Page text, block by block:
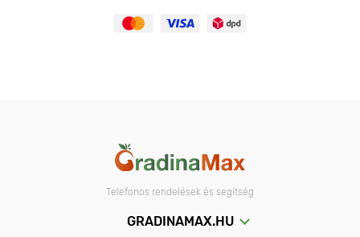
Telefonos rendelések és segítség
GRADINAMAX.HU